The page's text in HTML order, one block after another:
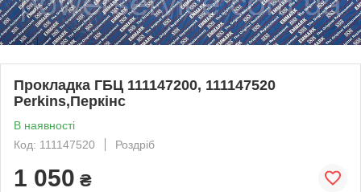
Прокладка ГБЦ 111147200, 111147520
Perkins,Перкінс
В наявності
Код: 111147520
Роздріб
1 050 ₴